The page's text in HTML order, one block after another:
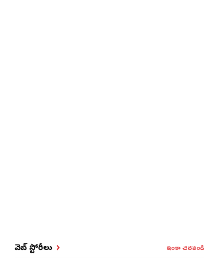
వెబ్ స్టోరీలు ఇంకా చదవండి